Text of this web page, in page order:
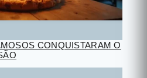
CONQUISTARAM O